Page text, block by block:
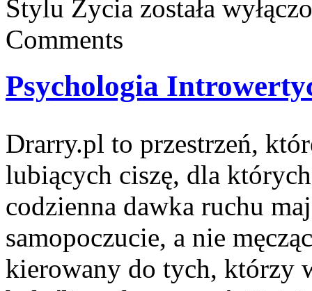
Stylu Życia została
Comments
Psychologia
Drarry.pl to przestrzeń,
lubiących ciszę, dla
codzienna dawka ruchu
samopoczucie, a nie
kierowany do tych, którzy